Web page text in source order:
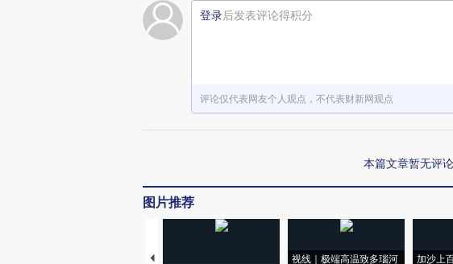
登录后发表评论得积分
评论仅代表网友个人观点，不代表财新网观点
本篇文章暂无评论
图片推荐
视线｜极端高温致多瑙河
加沙上